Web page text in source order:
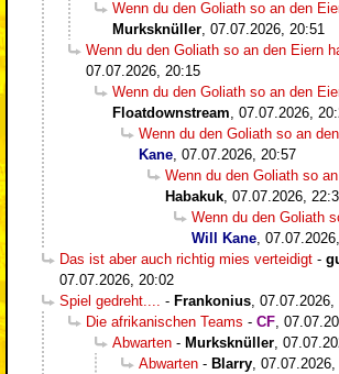
Wenn du den Goliath so an den
Murksknüller 07.07.2026, 20:51
Wenn du den Goliath so an den Eiern
07.07.2026, 20:15
Wenn du den Goliath so an den
Floatdownstream 07.07.2026,
Wenn du den Goliath so an den
Kane 07.07.2026, 20:57
Wenn du den Goliath so an
Habakuk 07.07.2026,
Wenn du den Goliath
Will Kane
Das ist aber auch richtig mies verteidigt -
07.07.2026, 20:02
Spiel gedreht....
- Frankonius 07.07.2026,
Die afrikanischen Teams - CF
Abwarten - Murksknüller
Abwarten - Blarry